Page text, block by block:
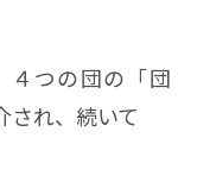
４つの団の「団
され、続いて